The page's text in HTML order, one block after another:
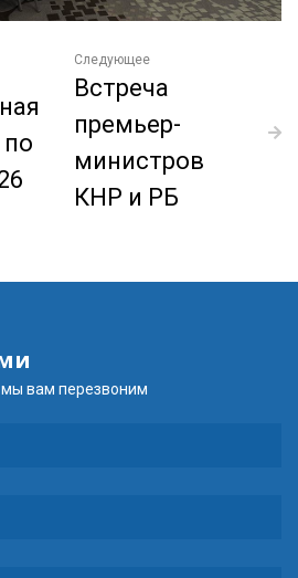
по
Следующее
Встреча
премьер-
министров
КНР и РБ
вам перезвоним